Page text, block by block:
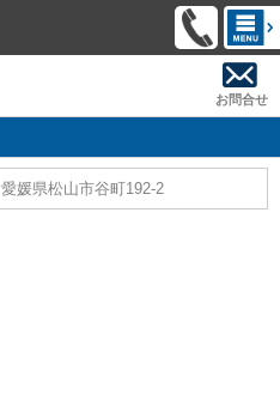
お問合せ
愛媛県松山市谷町192-2